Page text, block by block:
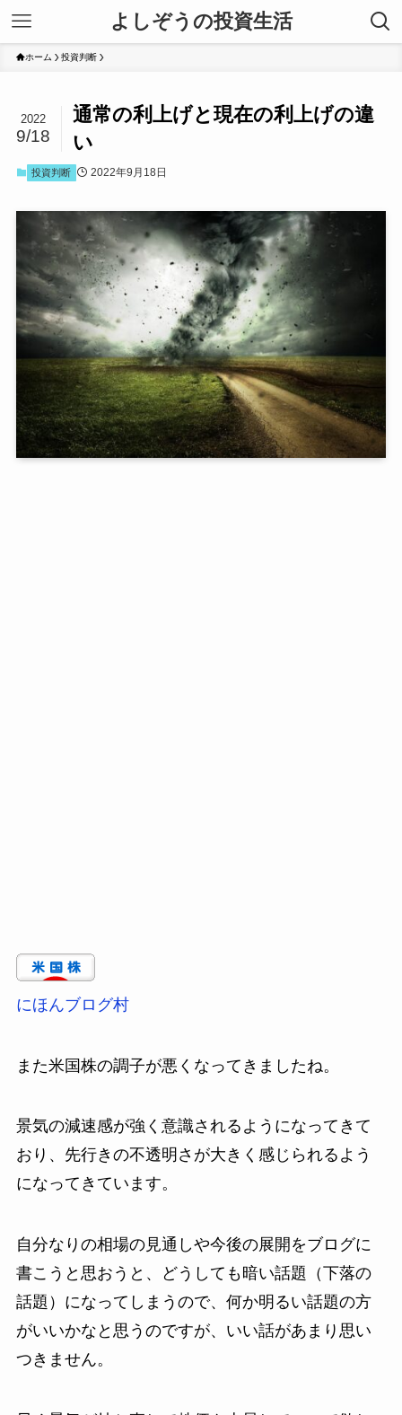
よしぞうの投資生活
ホーム 投資判断
通常の利上げと現在の利上げの違
い
2022
9/18
投資判断 2022年9月18日
にほんブログ村
また米国株の調子が悪くなってきましたね。
景気の減速感が強く意識されるようになってきて
おり、先行きの不透明さが大きく感じられるよう
になってきています。
自分なりの相場の見通しや今後の展開をブログに
書こうと思おうと、どうしても暗い話題（下落の
話題）になってしまうので、何か明るい話題の方
がいいかなと思うのですが、いい話があまり思い
つきません。